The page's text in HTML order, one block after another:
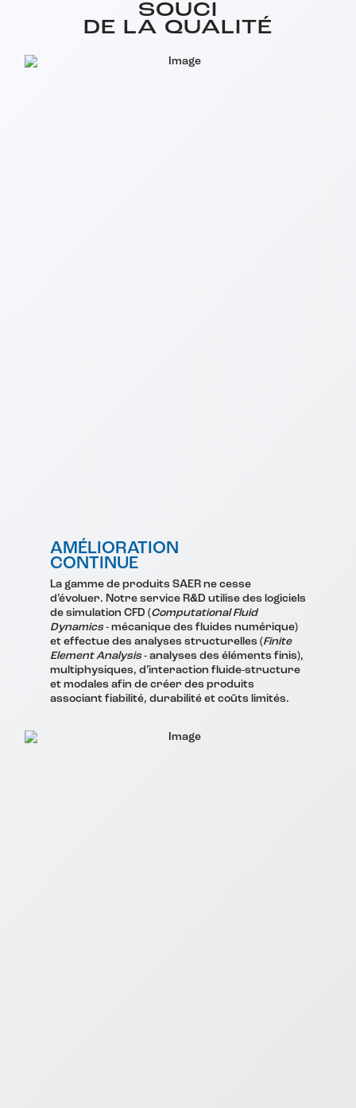
SOUCI
DE LA QUALITÉ
AMÉLIORATION
CONTINUE
La gamme de produits SAER ne cesse
d’évoluer. Notre service R&D utilise des logiciels
de simulation CFD (Computational Fluid
Dynamics- mécanique des fluides numérique)
et effectue des analyses structurelles (Finite
Element Analysis- analyses des éléments finis),
multiphysiques, d’interaction fluide-structure
et modales afin de créer des produits
associant fiabilité, durabilité et coûts limités.